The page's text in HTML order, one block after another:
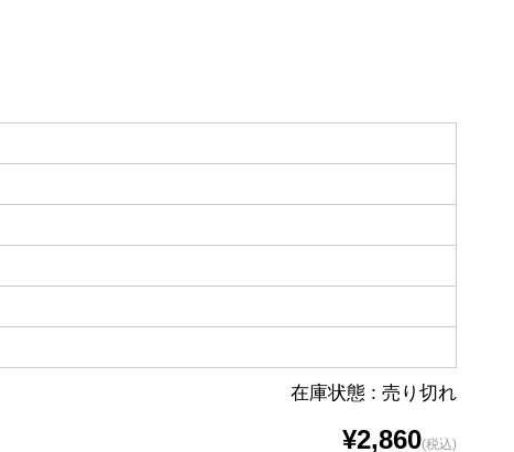
在庫状態 : 売り切れ
¥2,860(税込)